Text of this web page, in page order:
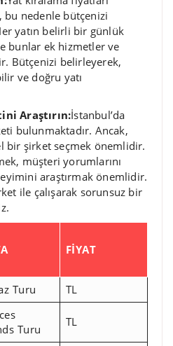
nedenle bütçenizi
yatın belirli bir günlük
bunlar ek hizmetler ve
Bütçenizi belirleyerek,
ve doğru yatı
Araştırın:İstanbul’da
bulunmaktadır. Ancak,
bir şirket seçmek önemlidir.
müşteri yorumlarını
araştırmak önemlidir.
ile çalışarak sorunsuz bir
FİYAT
Turu TL
Turu
TL